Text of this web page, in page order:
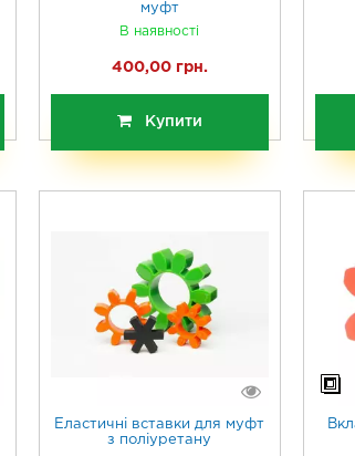
муфт
В наявності
400,00 грн.
Купити
Еластичні вставки для муфт
з поліуретану